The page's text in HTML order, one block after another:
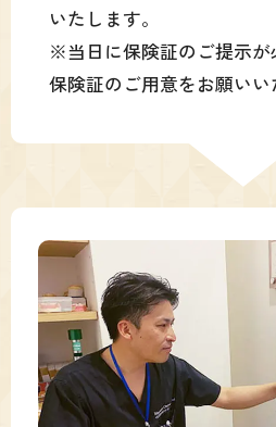
いたします。
※当日に保険証のご提示が
保険証のご用意をお願いい